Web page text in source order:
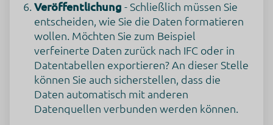
Veröffentlichung - Schließlich müssen Sie
entscheiden, wie Sie die Daten formatieren
wollen. Möchten Sie zum Beispiel
verfeinerte Daten zurück nach IFC oder in
Datentabellen exportieren? An dieser Stelle
können Sie auch sicherstellen, dass die
Daten automatisch mit anderen
Datenquellen verbunden werden können.
Funktionalität
Genutzte Technologien
Pixel
Erhobene Daten
Diese Liste enthält alle (persönlichen) Daten, die von oder
durch die Nutzung dieses Dienstes gesammelt werden.
Aggregierte Daten zum Auslösen von Tags
ALLE COOKIES AKZEPTIEREN
Auswahl speichern
Zurück